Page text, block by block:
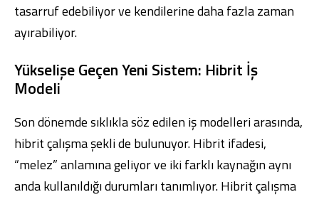
tasarruf edebiliyor ve kendilerine daha fazla zaman
ayırabiliyor.
Yükselişe Geçen Yeni Sistem: Hibrit İş
Modeli
Son dönemde sıklıkla söz edilen iş modelleri arasında,
hibrit çalışma şekli de bulunuyor. Hibrit ifadesi,
“melez” anlamına geliyor ve iki farklı kaynağın aynı
anda kullanıldığı durumları tanımlıyor. Hibrit çalışma